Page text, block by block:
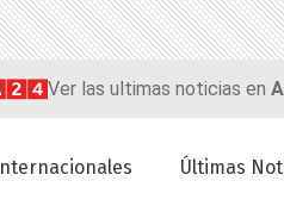
Ver las ultimas noticias en
Internacionales Últimas